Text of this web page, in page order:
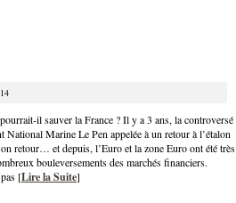
il sauver la France ? Il y a 3 ans, la controversé
National Marine Le Pen appelée à un retour à l’étalon
retour… et depuis, l’Euro et la zone Euro ont été très
bouleversements des marchés financiers.
[Lire la Suite]